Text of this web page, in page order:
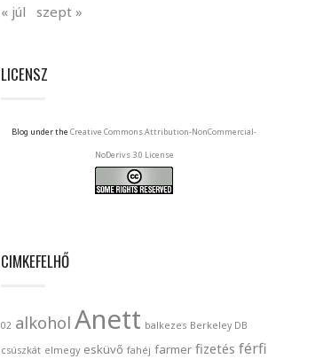
« júl szept »
LICENSZ
Blog under the Creative Commons Attribution-NonCommercial-
NoDerivs 3.0 License
CIMKEFELHŐ
02 alkohol Anett balkezes Berkeley DB
csúszkát elmegy esküvő fahéj farmer fizetés férfi